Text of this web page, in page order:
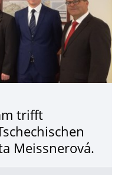
trifft
Meissnerová.